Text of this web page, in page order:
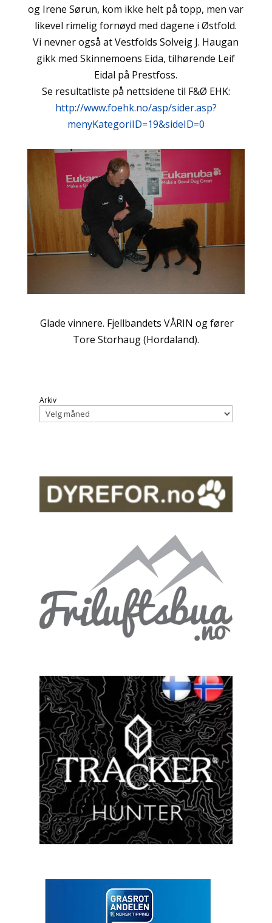
og Irene Sørun, kom ikke helt på topp, men var
likevel rimelig fornøyd med dagene i Østfold.
Vi nevner også at Vestfolds Solveig J. Haugan
gikk med Skinnemoens Eida, tilhørende Leif
Eidal på Prestfoss.
Se resultatliste på nettsidene til F&Ø EHK:
http://www.foehk.no/asp/sider.asp?
menyKategoriID=19&sideID=0
Glade vinnere. Fjellbandets VÅRIN og fører
Tore Storhaug (Hordaland).
Arkiv